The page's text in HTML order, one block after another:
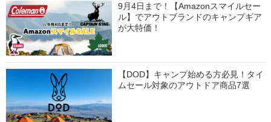
9月4日まで！【Amazonスマイルセー
ル】でアウトブランドのキャンプギア
が大特価！
【DOD】キャンプ始める方必見！タイ
ムセール対象のアウトドア商品7選